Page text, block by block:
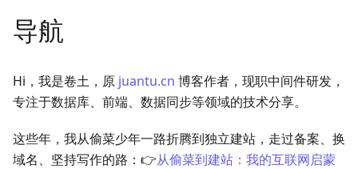
导航
Hi，我是卷土，原 juantu.cn 博客作者，现职中间件研发，
专注于数据库、前端、数据同步等领域的技术分享。
这些年，我从偷菜少年一路折腾到独立建站，走过备案、换
域名、坚持写作的路：👉从偷菜到建站：我的互联网启蒙